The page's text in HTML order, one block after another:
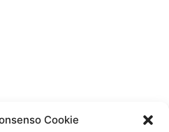
Cookie